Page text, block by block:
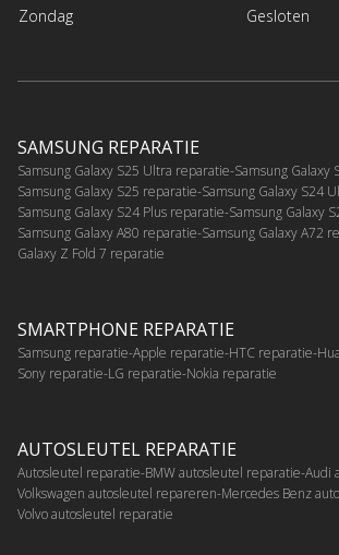
Zondag
Gesloten
SAMSUNG REPARATIE
Samsung Galaxy S25 Ultra reparatie Samsung Galaxy
Samsung Galaxy S25 reparatie Samsung Galaxy S24
Samsung Galaxy S24 Plus reparatie Samsung Galaxy
Samsung Galaxy A80 reparatie Samsung Galaxy A72
Galaxy Z Fold 7 reparatie
SMARTPHONE REPARATIE
Samsung reparatie Apple reparatie HTC reparatie
Sony reparatie LG reparatie Nokia reparatie
AUTOSLEUTEL REPARATIE
Autosleutel reparatie BMW autosleutel reparatie Audi
Volkswagen autosleutel repareren Mercedes Benz
Volvo autosleutel reparatie